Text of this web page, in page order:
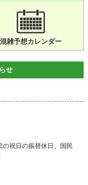
混雑予想カレンダー
せ
の祝日の振替休日、国民